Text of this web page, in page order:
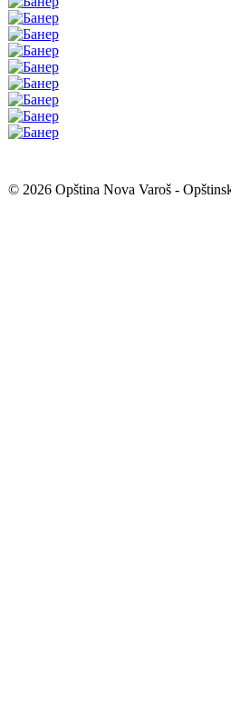
© 2026 Opština Nova Varoš -